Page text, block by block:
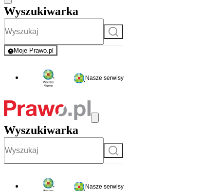
Wyszukiwarka
Szukaj
Moje Prawo.pl
- rejestracja i logowanie do serwisu
Nasze serwisy
Wyszukiwarka
Szukaj
Nasze serwisy